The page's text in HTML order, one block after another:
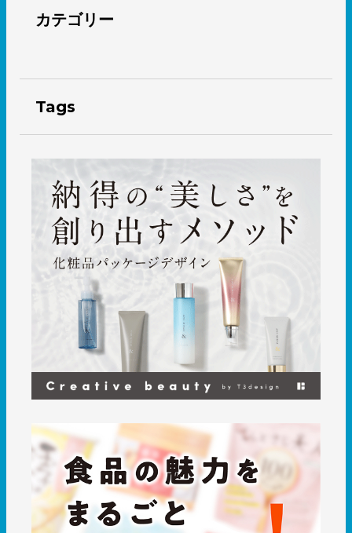
カテゴリー
Tags